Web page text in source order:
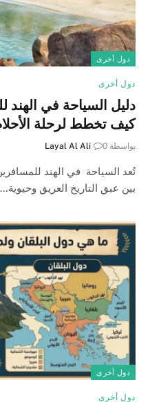
دول أخرى
دول أخرى
كيف تخطط لرحلة
بواسطة Layal Al Ali 0
تُعد السياحة في الهند
بين عبق التاريخ العريق وحيوية…
دول أخرى
دول أخرى